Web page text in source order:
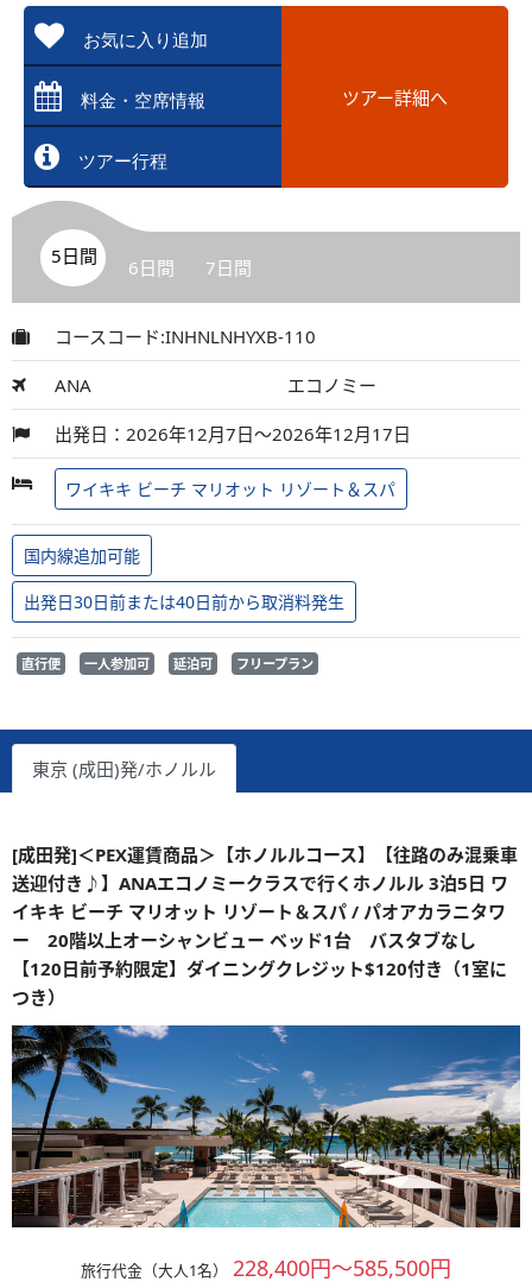
お気に入り追加
料金・空席情報
ツアー行程
ツアー詳細へ
5日間 6日間 7日間
コースコード:INHNLNHYXB-110
ANA エコノミー
出発日：2026年12月7日～2026年12月17日
ワイキキ ビーチ マリオット リゾート＆スパ
国内線追加可能
出発日30日前または40日前から取消料発生
直行便 一人参加可 延泊可 フリープラン
東京 (成田)発/ホノルル
[成田発]＜PEX運賃商品＞【ホノルルコース】【往路のみ混乗車
送迎付き♪】ANAエコノミークラスで行くホノルル 3泊5日 ワ
イキキ ビーチ マリオット リゾート＆スパ / パオアカラニタワ
ー 20階以上オーシャンビュー ベッド1台 バスタブなし
【120日前予約限定】ダイニングクレジット$120付き（1室に
つき）
旅行代金（大人1名） 228,400円～585,500円